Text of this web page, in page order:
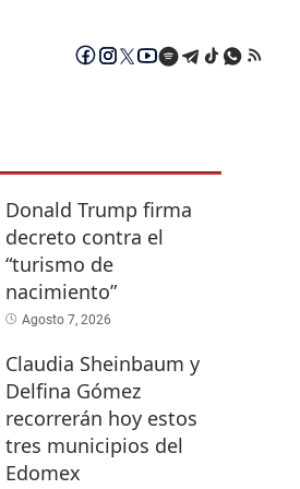
Donald Trump firma
decreto contra el
“turismo de
nacimiento”
Agosto 7, 2026
Claudia Sheinbaum y
Delfina Gómez
recorrerán hoy estos
tres municipios del
Edomex